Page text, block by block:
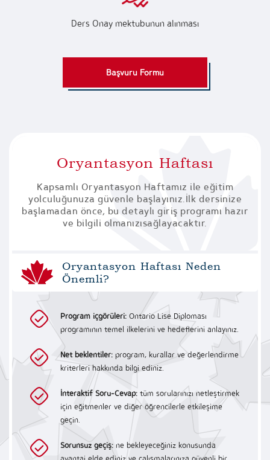
Ders Onay mektubunun alınması
Başvuru Formu
Oryantasyon Haftası
Kapsamlı Oryantasyon Haftamız ile eğitim
yolculuğunuza güvenle başlayınız.İlk dersinize
başlamadan önce, bu detaylı giriş programı hazır
ve bilgili olmanızısağlayacaktır.
Oryantasyon Haftası Neden
Önemli?
Program içgörüleri: Ontario Lise Diploması
programının temel ilkelerini ve hedeflerini anlayınız.
Net beklentiler: program, kurallar ve değerlendirme
kriterleri hakkında bilgi ediniz.
İnteraktif Soru-Cevap: tüm sorularınızı netleştirmek
için eğitmenler ve diğer öğrencilerle etkileşime
geçin.
Sorunsuz geçiş: ne bekleyeceğiniz konusunda